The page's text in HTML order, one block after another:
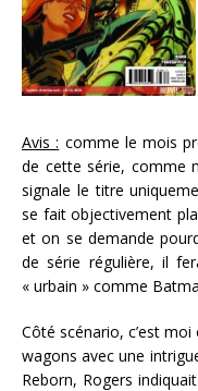
Avis : comme le mois
de cette série, comme
signale le titre
se fait objectivement
et on se demande
de série régulière, il
« urbain » comme
Côté scénario, c’est
wagons avec une
Reborn, Rogers